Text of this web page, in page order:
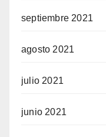
septiembre 2021
agosto 2021
julio 2021
junio 2021